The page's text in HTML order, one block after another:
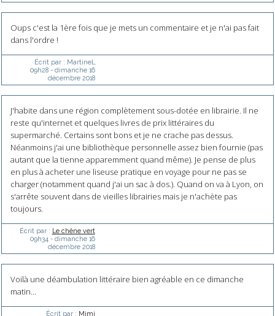
Oups c'est la 1ère fois que je mets un commentaire et je n'ai pas fait
dans l'ordre !
Écrit par : MartineL
09h28- dimanche 16
décembre 2018
J'habite dans une région complètement sous-dotée en librairie. Il ne
reste qu'internet et quelques livres de prix littéraires du
supermarché. Certains sont bons et je ne crache pas dessus.
Néanmoins j'ai une bibliothèque personnelle assez bien fournie (pas
autant que la tienne apparemment quand même). Je pense de plus
en plus à acheter une liseuse pratique en voyage pour ne pas se
charger (notamment quand j'ai un sac à dos.). Quand on va à Lyon, on
s'arrête souvent dans de vieilles librairies mais je n'achète pas
toujours.
Écrit par : Le chêne vert
09h34 - dimanche 16
décembre 2018
Voilà une déambulation littéraire bien agréable en ce dimanche
matin...
Écrit par : Mimi